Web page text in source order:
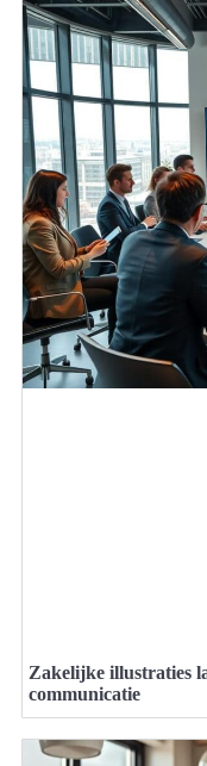
Zakelijke illustraties
communicatie